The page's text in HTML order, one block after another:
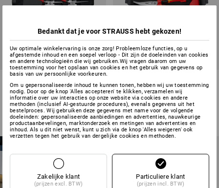
STRAUSSbox small inlay voor
zekeringtangen
variant
v.a. € 21,66
(incl. BTW) v.a. 6 stuks
SETPRIJS -30%
tangen insert
1 variant
v.a. € 78,41v.a. € 54,33
(incl. BTW) v.a. 6 sets
Stapelen, vastklikken, vervoeren
Draagvermogen in
combinatie ca. 50 kg
Bedankt dat je voor STRAUSS hebt gekozen!
Uw optimale winkelervaring is onze zorg! Probleemloze functies, op u
afgestemde inhoud en een soepel verloop - Dit zijn de doeleinden van cookies
en andere technologieën die wij gebruiken.Wij vragen daarom om uw
toestemming voor het opslaan van cookies en het gebruik van gegevens op
basis van uw persoonlijke voorkeuren.
Om u gepersonaliseerde inhoud te kunnen tonen, hebben wij uw toestemming
nodig. Door op de knop 'Alles accepteren' te klikken, verzamelen wij
informatie over uw interacties op onze website via cookies en andere
methoden (inclusief AI-gestuurde procedures), evenals gegevens uit het
bestelproces. Wij gebruiken deze gegevens met name voor de volgende
doeleinden: gepersonaliseerde aanbiedingen en advertenties, nauwkeurige
productaanbevelingen, marktonderzoek en metingen van advertenties en
inhoud. Als u dit niet wenst, kunt u zich via de knop 'Alles weigeren' ook
verzetten tegen het gebruik van dergelijke cookies en methoden.
Zakelijke klant
(prijzen excl. BTW)
Particuliere klant
(prijzen incl. BTW)